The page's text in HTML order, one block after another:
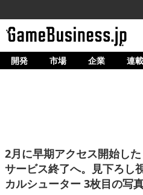
ホーム
企業動向
人材育成
開発 市場 企業 連載
2月に早期アクセス開始した
サービス終了へ。見下ろし
カルシューター 3枚目の写